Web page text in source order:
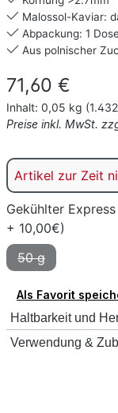
Malossol-Kaviar:
Abpackung: 1
Aus polnischer
Regulärer Preis:
71,60 €
Inhalt: 0,05 kg
Preise inkl. MwSt.
Artikel zur Zeit
Gekühlter
+ 10,00€)
50 g
(Diese Option
Als Favorit
Haltbarkeit und
Verwendung &